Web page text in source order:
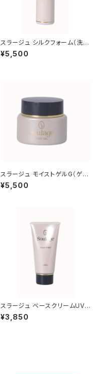
スラージュ シルクフォーム（洗顔
料）
¥5,500
スラージュ モイストゲルG（ゲル
状化粧水）
¥5,500
スラージュ ベースクリームUV-
PRO（紫外線防止対策クリー
ム）
¥3,850